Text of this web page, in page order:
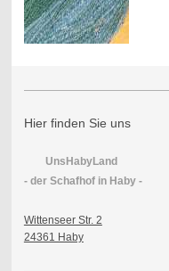
Hier finden Sie uns
UnsHabyLand
- der Schafhof in Haby -
Wittenseer Str. 2
24361 Haby